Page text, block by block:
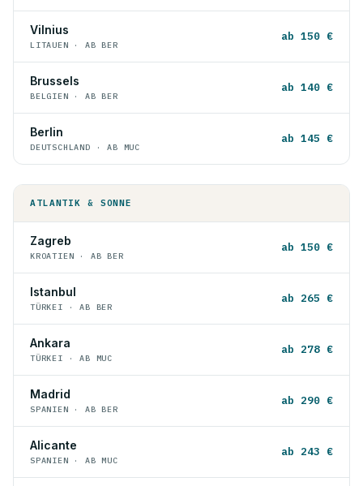
Vilnius
LITAUEN · AB BER
ab 150 €
Brussels
BELGIEN · AB BER
ab 140 €
Berlin
DEUTSCHLAND · AB MUC
ab 145 €
ATLANTIK & SONNE
Zagreb
KROATIEN · AB BER
ab 150 €
Istanbul
TÜRKEI · AB BER
ab 265 €
Ankara
TÜRKEI · AB MUC
ab 278 €
Madrid
SPANIEN · AB BER
ab 290 €
Alicante
SPANIEN · AB MUC
ab 243 €